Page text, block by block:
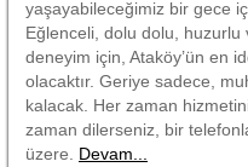
yaşayabileceğimiz bir gece
Eğlenceli, dolu dolu, huzurlu
deneyim için, Ataköy’ün en
olacaktır. Geriye sadece,
kalacak. Her zaman
zaman dilerseniz, bir
üzere. Devam...